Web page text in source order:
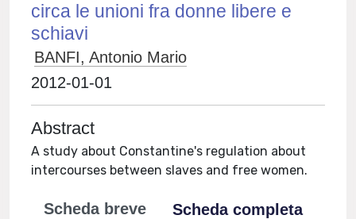
circa le unioni fra donne libere e
schiavi
BANFI, Antonio Mario
2012-01-01
Abstract
A study about Constantine's regulation about
intercourses between slaves and free women.
Scheda breve
Scheda completa